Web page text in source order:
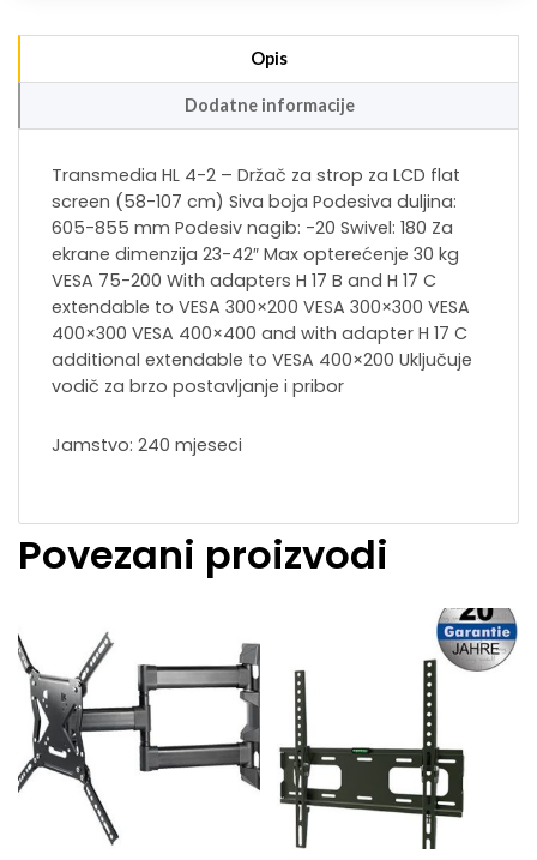
Opis
Dodatne informacije
Transmedia HL 4-2 – Držač za strop za LCD flat
screen (58-107 cm) Siva boja Podesiva duljina:
605-855 mm Podesiv nagib: -20 Swivel: 180 Za
ekrane dimenzija 23-42″ Max opterećenje 30 kg
VESA 75-200 With adapters H 17 B and H 17 C
extendable to VESA 300×200 VESA 300×300 VESA
400×300 VESA 400×400 and with adapter H 17 C
additional extendable to VESA 400×200 Uključuje
vodič za brzo postavljanje i pribor
Jamstvo: 240 mjeseci
Povezani proizvodi